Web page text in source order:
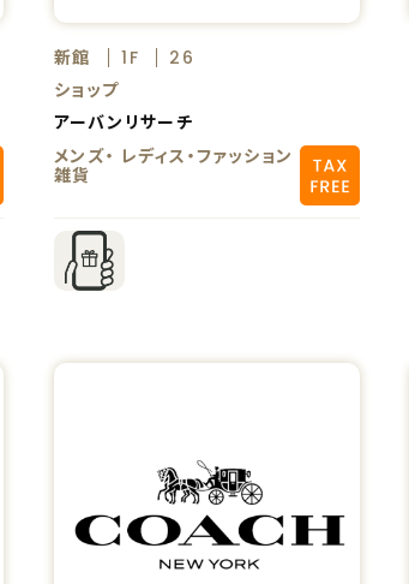
新館 1F
26
ショップ
アーバンリサーチ
メンズ・ レディス・ファッション
雑貨